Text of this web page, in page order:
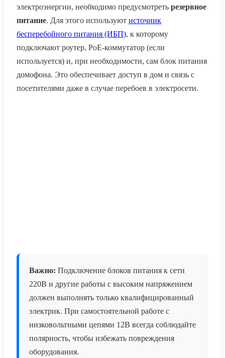
электроэнергии, необходимо предусмотреть резервное
питание. Для этого используют источник
бесперебойного питания (ИБП), к которому
подключают роутер, PoE-коммутатор (если
используется) и, при необходимости, сам блок питания
домофона. Это обеспечивает доступ в дом и связь с
посетителями даже в случае перебоев в электросети.
Важно: Подключение блоков питания к сети
220В и другие работы с высоким напряжением
должен выполнять только квалифицированный
электрик. При самостоятельной работе с
низковольтными цепями 12В всегда соблюдайте
полярность, чтобы избежать повреждения
оборудования.